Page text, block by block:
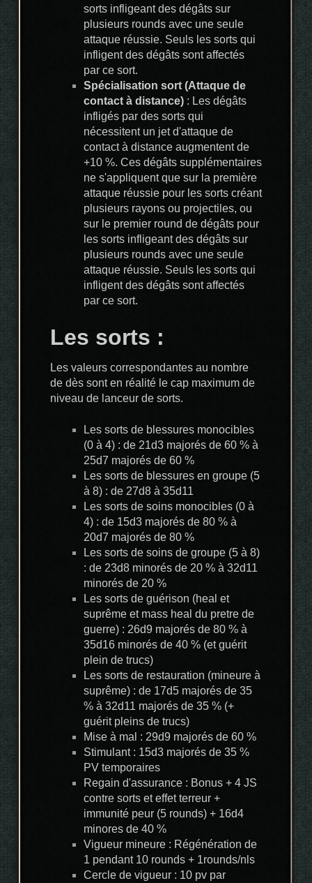
sorts infligeant des dégâts sur
plusieurs rounds avec une seule
attaque réussie. Seuls les sorts qui
infligent des dégâts sont affectés
par ce sort.
Spécialisation sort (Attaque de
contact à distance) : Les dégâts
infligés par des sorts qui
nécessitent un jet d'attaque de
contact à distance augmentent de
+10 %. Ces dégâts supplémentaires
ne s'appliquent que sur la première
attaque réussie pour les sorts créant
plusieurs rayons ou projectiles, ou
sur le premier round de dégâts pour
les sorts infligeant des dégâts sur
plusieurs rounds avec une seule
attaque réussie. Seuls les sorts qui
infligent des dégâts sont affectés
par ce sort.
Les sorts :
Les valeurs correspondantes au nombre
de dès sont en réalité le cap maximum de
niveau de lanceur de sorts.
Les sorts de blessures monocibles
(0 à 4) : de 21d3 majorés de 60 % à
25d7 majorés de 60 %
Les sorts de blessures en groupe (5
à 8) : de 27d8 à 35d11
Les sorts de soins monocibles (0 à
4) : de 15d3 majorés de 80 % à
20d7 majorés de 80 %
Les sorts de soins de groupe (5 à 8)
: de 23d8 minorés de 20 % à 32d11
minorés de 20 %
Les sorts de guérison (heal et
suprême et mass heal du pretre de
guerre) : 26d9 majorés de 80 % à
35d16 minorés de 40 % (et guérit
plein de trucs)
Les sorts de restauration (mineure à
suprême) : de 17d5 majorés de 35
% à 32d11 majorés de 35 % (+
guérit pleins de trucs)
Mise à mal : 29d9 majorés de 60 %
Stimulant : 15d3 majorés de 35 %
PV temporaires
Regain d'assurance : Bonus + 4 JS
contre sorts et effet terreur +
immunité peur (5 rounds) + 16d4
minores de 40 %
Vigueur mineure : Régénération de
1 pendant 10 rounds + 1rounds/nls
Cercle de vigueur : 10 pv par